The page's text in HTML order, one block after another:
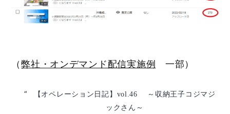
（弊社・オンデマンド配信実施例 一部）
【オペレーション日記】vol.46 ～収納王子コジマジ
ックさん～